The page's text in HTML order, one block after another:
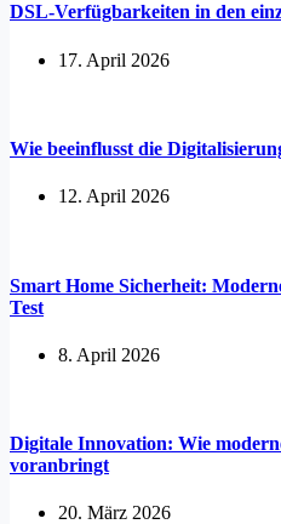
DSL-Verfügbarkeiten in den
17. April 2026
Wie beeinflusst die
12. April 2026
Smart Home Sicherheit:
Test
8. April 2026
Digitale Innovation: Wie
voranbringt
20. März 2026